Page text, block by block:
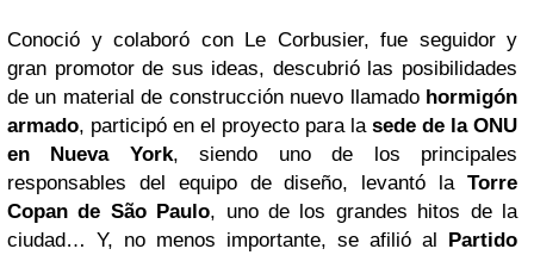
Conoció y colaboró con Le Corbusier, fue seguidor y
gran promotor de sus ideas, descubrió las posibilidades
de un material de construcción nuevo llamadohormigón
armado, participó en el proyecto para la sede de la ONU
en Nueva York, siendo uno de los principales
responsables del equipo de diseño, levantó la Torre
Copan de São Paulo, uno de los grandes hitos de la
ciudad… Y, no menos importante, se afilió al Partido